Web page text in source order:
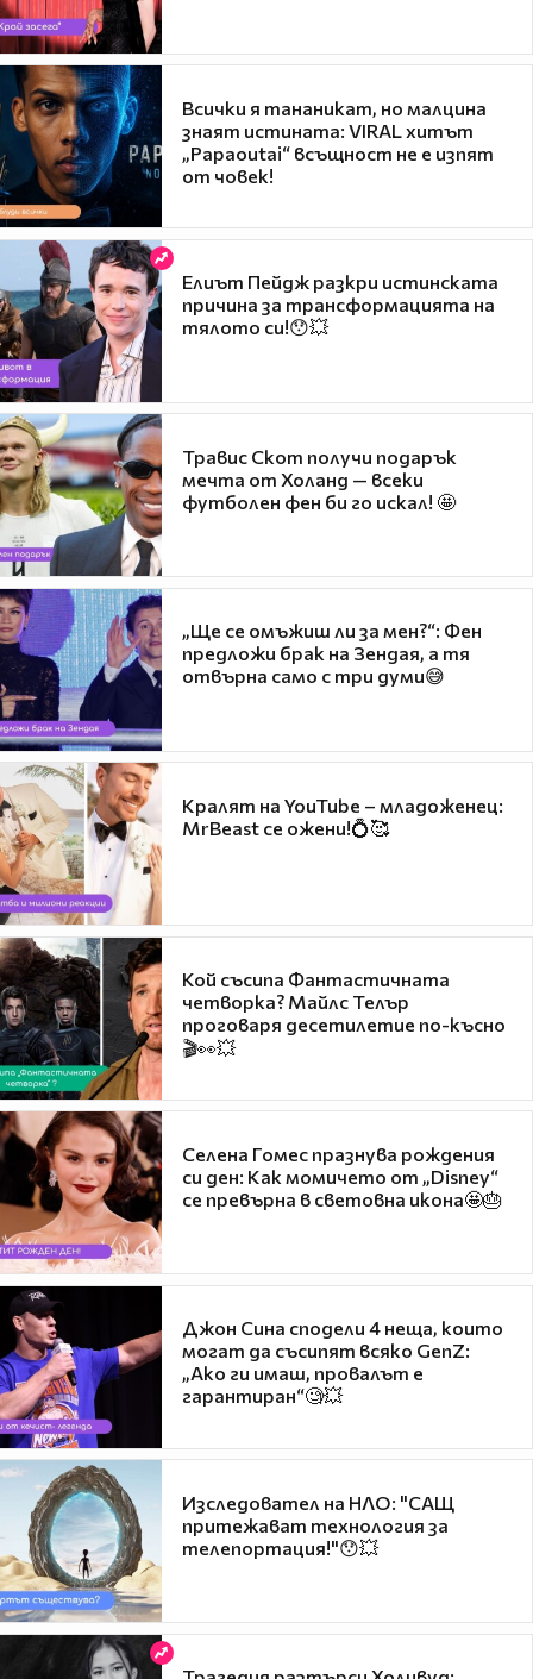
Всички я тананикат, но малцина
знаят истината: VIRAL хитът
„Papaoutai“ всъщност не е изпят
от човек!
Елиът Пейдж разкри истинската
причина за трансформацията на
тялото си!😯💥
Травис Скот получи подарък
мечта от Холанд — всеки
футболен фен би го искал! 🤩
„Ще се омъжиш ли за мен?“: Фен
предложи брак на Зендая, а тя
отвърна само с три думи😅
Кралят на YouTube – младоженец:
MrBeast се ожени!💍🥰
Кой съсипа Фантастичната
четворка? Майлс Телър
проговаря десетилетие по-късно
🎬👀💥
Селена Гомес празнува рождения
си ден: Как момичето от „Disney“
се превърна в световна икона🤩🎂
Джон Сина сподели 4 неща, които
могат да съсипят всяко GenZ:
„Ако ги имаш, провалът е
гарантиран“🧐💥
Изследовател на НЛО: "САЩ
притежават технология за
телепортация!"😯💥